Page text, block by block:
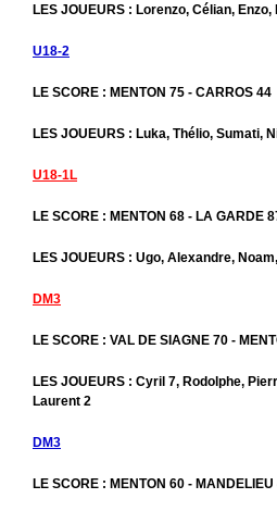
LES JOUEURS : Lorenzo, Célian,
U18-2
LE SCORE : MENTON 75 - CARROS 44
LES JOUEURS : Luka, Thélio, Sumati,
U18-1L
LE SCORE : MENTON 68 - LA GARDE
LES JOUEURS : Ugo, Alexandre,
DM3
LE SCORE : VAL DE SIAGNE 70 -
LES JOUEURS : Cyril 7, Rodolphe,
Laurent 2
DM3
LE SCORE : MENTON 60 - MANDELIEU